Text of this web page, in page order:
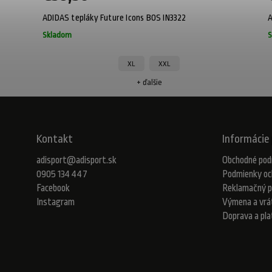
ADIDAS tepláky Future Icons BOS IN3322
Skladom
XL XXL
+ ďalšie
Kontakt
adisport@adisport.sk
0905 134 447
Facebook
Instagram
Obchodné
Podmienky
Reklamačný
Výmena a
Doprava a